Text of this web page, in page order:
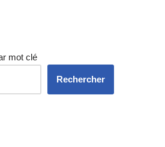
mot clé
Rechercher